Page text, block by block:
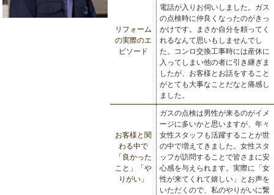
リフォーム
の実際のエ
ピソード
電話が入りお伺いしました。ガス
の点検時に仲良くなったのがきっ
かけです。まさか自分を頼ってく
れるなんて思いもしませんでし
た。コンロ交換工事時には産休に
入ってしまい他の者に引き継ぎま
したが、お客様とお話をすること
がとても大事なことだなと痛感し
ました。
お客様と関
わる中で
「良かった
こと」「や
りがい」
ガスの点検は男性が来るのがイメ
ージに多いかと思いますが、年々
女性スタッフも活躍することが世
の中で増えてきました。女性スタ
ッフが訪問することで皆さまに安
心感を与えられます。実際に「女
性が来てくれて嬉しい」とお声を
いただくので、私のやりがいに繋